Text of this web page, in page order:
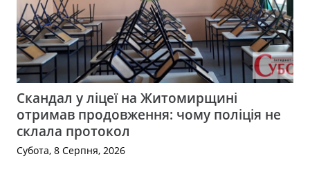
Скандал у ліцеї на Житомирщині
отримав продовження: чому поліція не
склала протокол
Субота, 8 Серпня, 2026